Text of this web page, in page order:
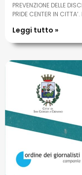
PREVENZIONE DELLE
PRIDE CENTER IN
Leggi tutto »